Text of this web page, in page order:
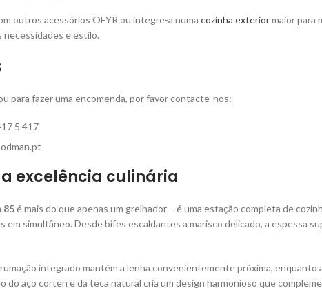
outros acessórios OFYR ou integre-a numa cozinha exteriormaior para
necessidades e estilo.
para fazer uma encomenda, por favor contacte-nos:
5 417
excelência culinária
85é mais do que apenas um grelhador – é uma estação completa de
em simultâneo. Desde bifes escaldantes a marisco delicado, a espessa
integrado mantém a lenha convenientemente próxima,
do aço corten e da teca natural cria um design harmonioso que